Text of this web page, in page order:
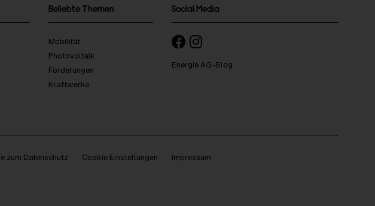
Beliebte Themen
Mobilität
Photovoltaik
Förderungen
Kraftwerke
Social Media
Energie AG-Blog
zum Datenschutz Cookie Einstellungen Impressum